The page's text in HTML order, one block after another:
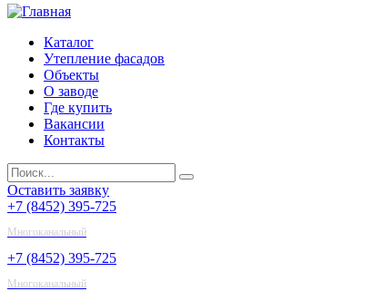
Каталог
Утепление фасадов
Объекты
О заводе
Где купить
Вакансии
Контакты
Оставить заявку
+7 (8452) 395-725
Многоканальный
+7 (8452) 395-725
Многоканальный